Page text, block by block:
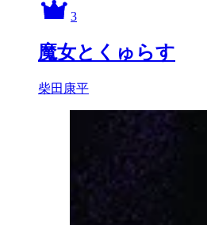
3
魔女とくゅらす
柴田康平